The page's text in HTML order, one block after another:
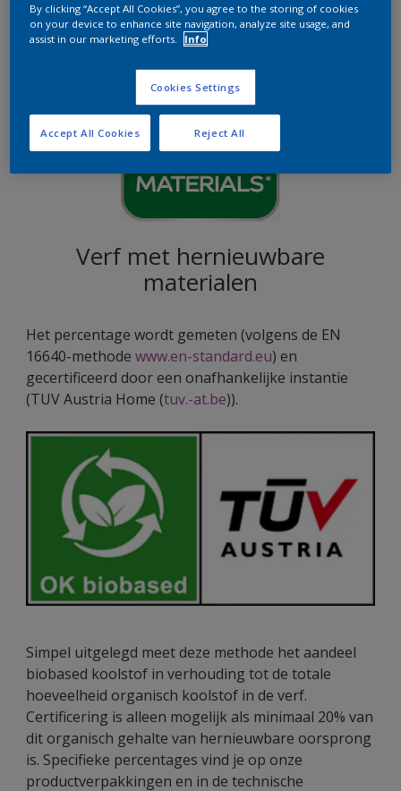
Verf met hernieuwbare
materialen
Het percentage wordt gemeten (volgens de EN
16640-methode www.en-standard.eu) en
gecertificeerd door een onafhankelijke instantie
(TUV Austria Home (tuv.-at.be)).
Simpel uitgelegd meet deze methode het aandeel
biobased koolstof in verhouding tot de totale
hoeveelheid organisch koolstof in de verf.
Certificering is alleen mogelijk als minimaal 20% van
dit organisch gehalte van hernieuwbare oorsprong
is. Specifieke percentages vind je op onze
productverpakkingen en in de technische
By clicking “Accept All Cookies”, you agree to the storing of cookies
on your device to enhance site navigation, analyze site usage, and
assist in our marketing efforts.
Info
Cookies Settings
Reject All
Accept All Cookies